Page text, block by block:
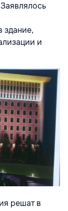
здание,
и
решат в